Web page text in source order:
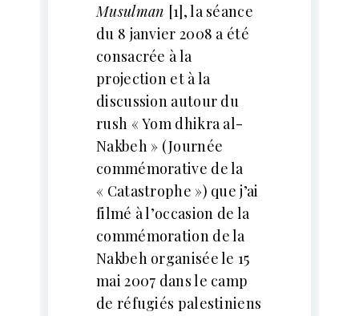
Musulman [1], la séance
du 8 janvier 2008 a été
consacrée à la
projection et à la
discussion autour du
rush « Yom dhikra al-
Nakbeh » (Journée
commémorative de la
« Catastrophe ») que j’ai
filmé à l’occasion de la
commémoration de la
Nakbeh organisée le 15
mai 2007 dans le camp
de réfugiés palestiniens